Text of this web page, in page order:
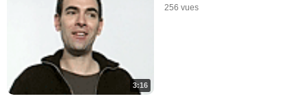
3:16
256 vues